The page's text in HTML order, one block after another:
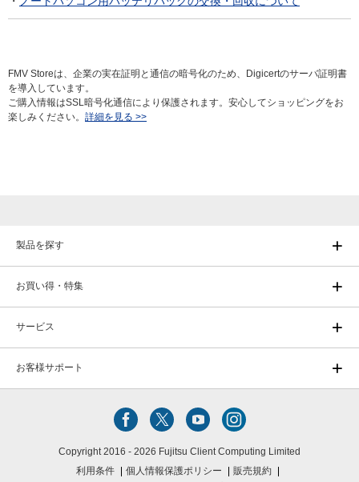
FMV Storeは、企業の実在証明と通信の暗号化のため、Digicertのサーバ証明書
を導入しています。
ご購入情報はSSL暗号化通信により保護されます。安心してショッピングをお
楽しみください。 詳細を見る >>
製品を探す
お買い得・特集
サービス
お客様サポート
Copyright 2016 - 2026 Fujitsu Client Computing Limited
利用条件
個人情報保護ポリシー 販売規約